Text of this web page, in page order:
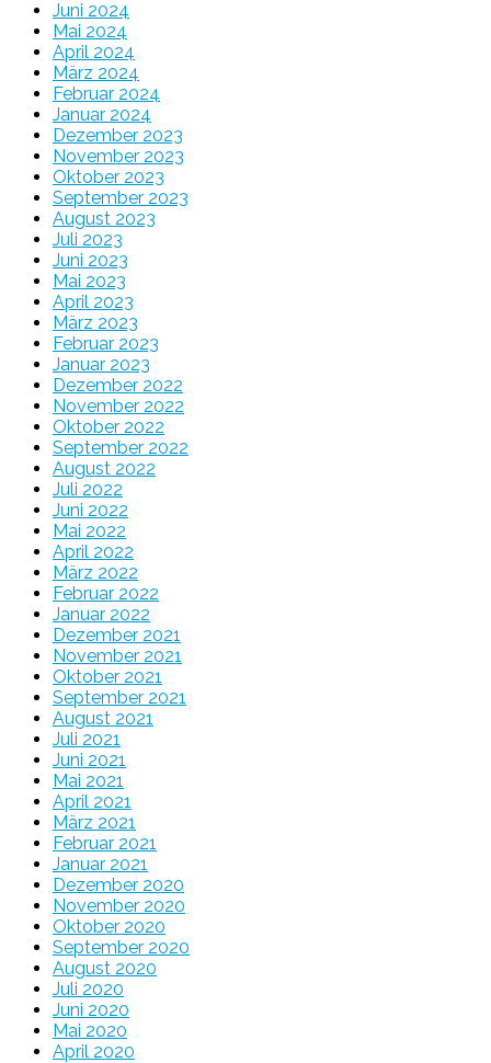
Juni 2024
Mai 2024
April 2024
März 2024
Februar 2024
Januar 2024
Dezember 2023
November 2023
Oktober 2023
September 2023
August 2023
Juli 2023
Juni 2023
Mai 2023
April 2023
März 2023
Februar 2023
Januar 2023
Dezember 2022
November 2022
Oktober 2022
September 2022
August 2022
Juli 2022
Juni 2022
Mai 2022
April 2022
März 2022
Februar 2022
Januar 2022
Dezember 2021
November 2021
Oktober 2021
September 2021
August 2021
Juli 2021
Juni 2021
Mai 2021
April 2021
März 2021
Februar 2021
Januar 2021
Dezember 2020
November 2020
Oktober 2020
September 2020
August 2020
Juli 2020
Juni 2020
Mai 2020
April 2020